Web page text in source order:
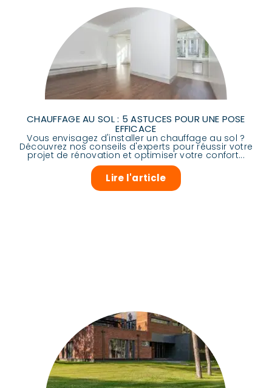
CHAUFFAGE AU SOL : 5 ASTUCES POUR UNE POSE
EFFICACE
Vous envisagez d'installer un chauffage au sol ?
Découvrez nos conseils d'experts pour réussir votre
projet de rénovation et optimiser votre confort...
Lire l'article